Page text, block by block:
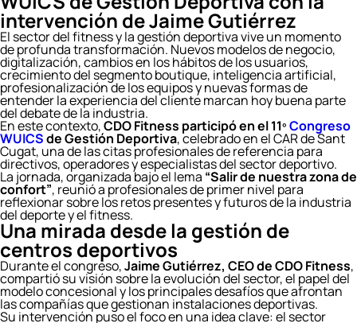
intervención de Jaime Gutiérrez
El sector del fitness y la gestión deportiva vive un momento
de profunda transformación. Nuevos modelos de negocio,
digitalización, cambios en los hábitos de los usuarios,
crecimiento del segmento boutique, inteligencia artificial,
profesionalización de los equipos y nuevas formas de
entender la experiencia del cliente marcan hoy buena parte
del debate de la industria.
En este contexto,CDO Fitness participó en el 11ºCongreso
WUICSde Gestión Deportiva, celebrado en el CAR de Sant
Cugat, una de las citas profesionales de referencia para
directivos, operadores y especialistas del sector deportivo.
La jornada, organizada bajo el lema “Salir de nuestra zona de
confort”, reunió a profesionales de primer nivel para
reflexionar sobre los retos presentes y futuros de la industria
del deporte y el fitness.
Una mirada desde la gestión de
centros deportivos
Durante el congreso,Jaime Gutiérrez, CEO de CDO Fitness,
compartió su visión sobre la evolución del sector, el papel del
modelo concesional y los principales desafíos que afrontan
las compañías que gestionan instalaciones deportivas.
Su intervención puso el foco en una idea clave: el sector